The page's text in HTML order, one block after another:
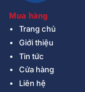
Mua hàng
Trang chủ
Giới thiệu
Tin tức
Cửa hàng
Liên hệ